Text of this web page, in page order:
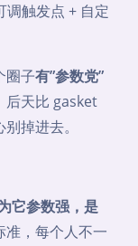
调触发点 + 自定
圈子有”参数党”
天比 gasket
掉进去。
它参数强，是
准，每个人不一